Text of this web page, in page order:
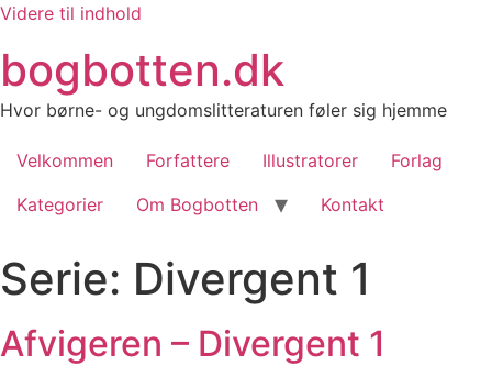
Videre til indhold
bogbotten.dk
Hvor børne- og ungdomslitteraturen føler sig hjemme
Velkommen Forfattere Illustratorer
Forlag
Kategorier
Om Bogbotten Kontakt
Serie: Divergent 1
Afvigeren – Divergent 1